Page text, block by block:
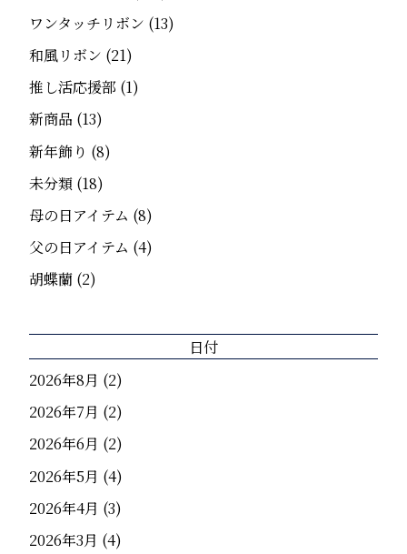
ワンタッチリボン (13)
和風リボン (21)
推し活応援部 (1)
新商品 (13)
新年飾り (8)
未分類 (18)
母の日アイテム (8)
父の日アイテム (4)
胡蝶蘭 (2)
日付
2026年8月 (2)
2026年7月 (2)
2026年6月 (2)
2026年5月 (4)
2026年4月 (3)
2026年3月 (4)